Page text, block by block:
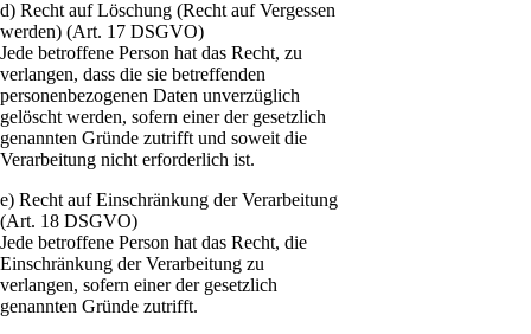
d) Recht auf Löschung (Recht auf Vergessen
werden) (Art. 17 DSGVO)
Jede betroffene Person hat das Recht, zu
verlangen, dass die sie betreffenden
personenbezogenen Daten unverzüglich
gelöscht werden, sofern einer der gesetzlich
genannten Gründe zutrifft und soweit die
Verarbeitung nicht erforderlich ist.
e) Recht auf Einschränkung der Verarbeitung
(Art. 18 DSGVO)
Jede betroffene Person hat das Recht, die
Einschränkung der Verarbeitung zu
verlangen, sofern einer der gesetzlich
genannten Gründe zutrifft.